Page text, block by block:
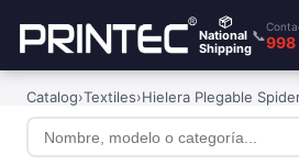
📦
National
Shipping
📞998
Catalog›Textiles›Hielera Plegable